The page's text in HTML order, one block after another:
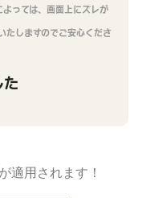
っては、画面上にズレが
たしますのでご安心くださ
た
適用されます！